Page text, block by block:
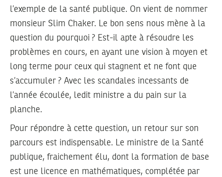
l’exemple de la santé publique. On vient de nommer
monsieur Slim Chaker. Le bon sens nous mène à la
question du pourquoi ? Est-il apte à résoudre les
problèmes en cours, en ayant une vision à moyen et
long terme pour ceux qui stagnent et ne font que
s’accumuler ? Avec les scandales incessants de
l’année écoulée, ledit ministre a du pain sur la
planche.
Pour répondre à cette question, un retour sur son
parcours est indispensable. Le ministre de la Santé
publique, fraichement élu, dont la formation de base
est une licence en mathématiques, complétée par